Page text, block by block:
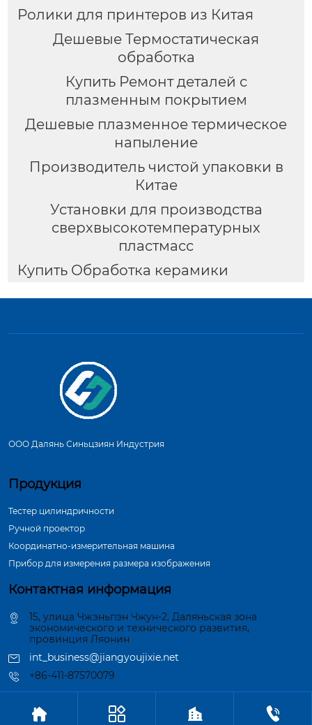
Ролики для принтеров из Китая
Дешевые Термостатическая
обработка
Купить Ремонт деталей с
плазменным покрытием
Дешевые плазменное термическое
напыление
Производитель чистой упаковки в
Китае
Установки для производства
сверхвысокотемпературных
пластмасс
Купить Обработка керамики
ООО Далянь Синьцзиян Индустрия
Продукция
Тестер цилиндричности
Ручной проектор
Координатно-измерительная машина
Прибор для измерения размера изображения
Контактная информация
15, улица Чжэньпэн Чжун-2, Даляньская зона
экономического и технического развития,
провинция Ляонин
int_business@jiangyoujixie.net
+86-411-87570079
Авторское право©ООО Далянь Синьцзиян Индустрия
   